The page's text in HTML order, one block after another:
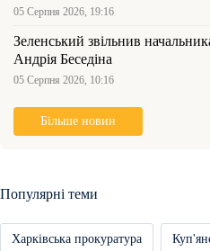
05 Серпня 2026, 19:16
Зеленський звільнив
Андрія Беседіна
05 Серпня 2026, 10:16
Більше новин
Популярні теми
Харківська прокуратура